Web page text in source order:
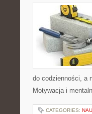
do codzienności, a
Motywacja i
CATEGORIES: